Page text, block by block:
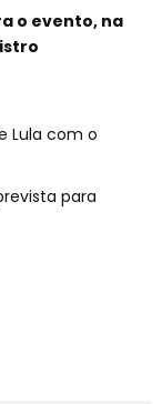
o evento, na
Lula com o
para